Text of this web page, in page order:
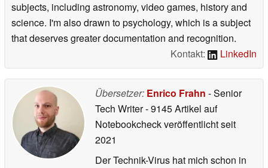
subjects, including astronomy, video games, history and
science. I'm also drawn to psychology, which is a subject
that deserves greater documentation and recognition.
Kontakt:
LinkedIn
Übersetzer: Enrico Frahn - Senior
Tech Writer- 9145 Artikel auf
Notebookcheck veröffentlichtseit
2021
Der Technik-Virus hat mich schon in